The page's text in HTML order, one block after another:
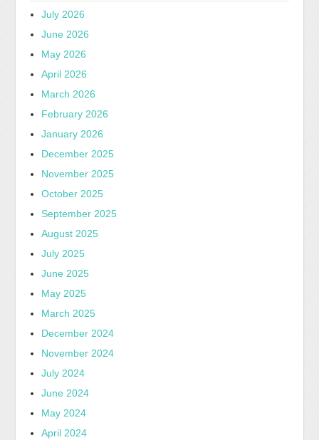
July 2026
June 2026
May 2026
April 2026
March 2026
February 2026
January 2026
December 2025
November 2025
October 2025
September 2025
August 2025
July 2025
June 2025
May 2025
March 2025
December 2024
November 2024
July 2024
June 2024
May 2024
April 2024